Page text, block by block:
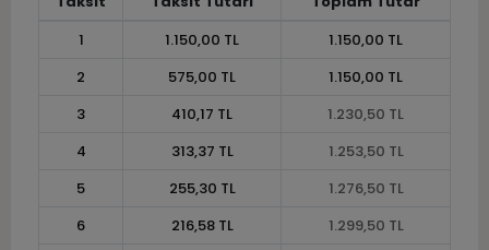
1
1.150,00 TL
1.150,00 TL
2
575,00 TL
1.150,00 TL
3
410,17 TL
1.230,50 TL
4
313,37 TL
1.253,50 TL
5
255,30 TL
1.276,50 TL
6
216,58 TL
1.299,50 TL